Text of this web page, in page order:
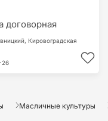
договорная
Кировоградская
26
Масличные культуры